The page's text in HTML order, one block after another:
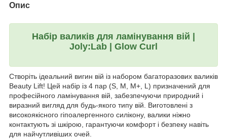
Опис
Набір валиків для ламінування вій |
Joly:Lab | Glow Curl
Створіть ідеальний вигин вій із набором багаторазових валиків
Beauty Lift! Цей набір із 4 пар (S, M, M+, L) призначений для
професійного ламінування вій, забезпечуючи природний і
виразний вигляд для будь-якого типу вій. Виготовлені з
високоякісного гіпоалергенного силікону, валики ніжно
контактують зі шкірою, гарантуючи комфорт і безпеку навіть
для найчутливіших очей.